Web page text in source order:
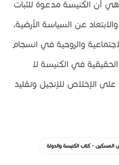
هي أن الكنيسة مدعوة للثبات
عن السياسة الأرضية،
والروحية في انسجام
في الكنيسة لا
الإخلاص للإنجيل وتقليد
المسكين - كتاب الكنيسة والدولة